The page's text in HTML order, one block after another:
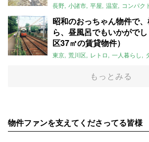
長野 小諸市 平屋 温室 コンパク
昭和のおっちゃん物件で
ら、昼風呂でもいかがで
区37㎡の賃貸物件）
東京 荒川区 レトロ 一人暮らし
もっとみる
物件ファンを支えてくださってる皆様